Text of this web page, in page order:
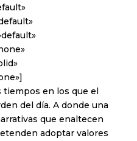
en los que el
del día. A donde una
que enaltecen
adoptar valores